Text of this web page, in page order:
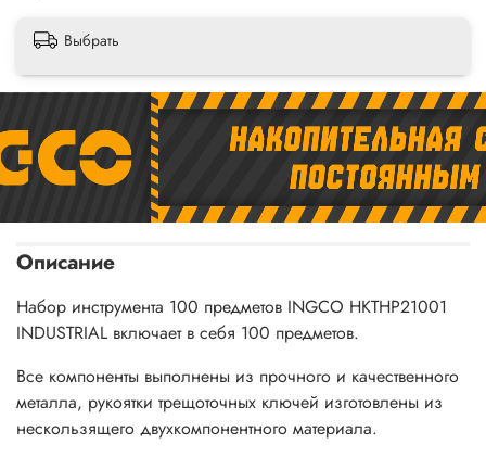
Выбрать
Описание
Набор инструмента 100 предметов INGCO HKTHP21001
INDUSTRIAL включает в себя 100 предметов.
Все компоненты выполнены из прочного и качественного
металла, рукоятки трещоточных ключей изготовлены из
нескользящего двухкомпонентного материала.